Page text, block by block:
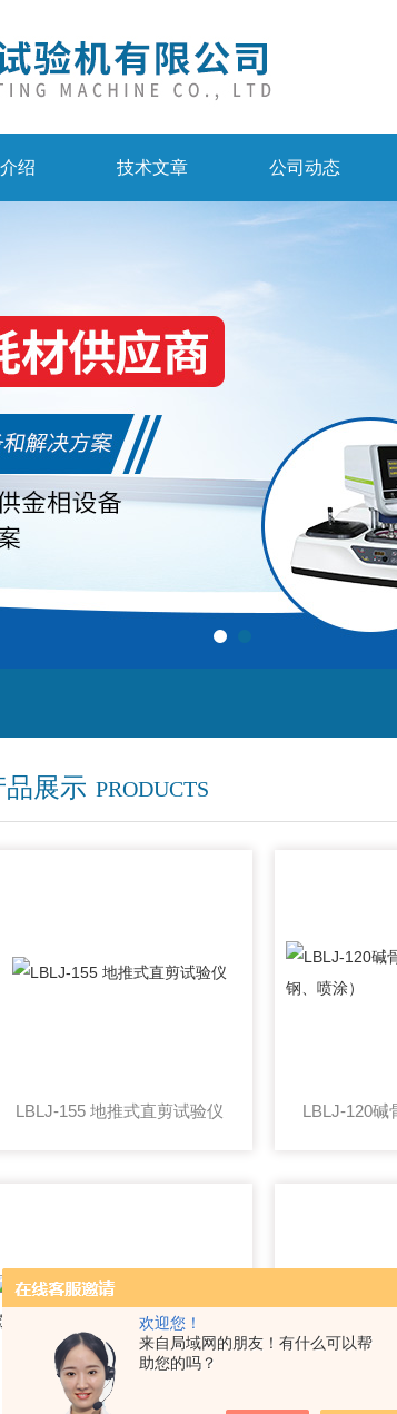
欢迎您！
来自局域网的朋友！有什么可以帮
助您的吗？
绍 技术文章 公司动态
品展示 PRODUCTS
LBLJ-155 地推式直剪试验仪